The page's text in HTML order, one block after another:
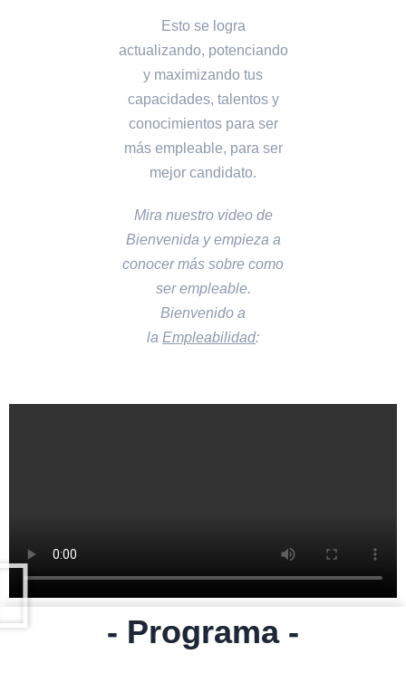
Esto se logra
actualizando, potenciando
y maximizando tus
capacidades, talentos y
conocimientos para ser
más empleable, para ser
mejor candidato.
Mira nuestro video de
Bienvenida y empieza a
conocer más sobre como
ser empleable.
Bienvenido a
la Empleabilidad:
- Programa -